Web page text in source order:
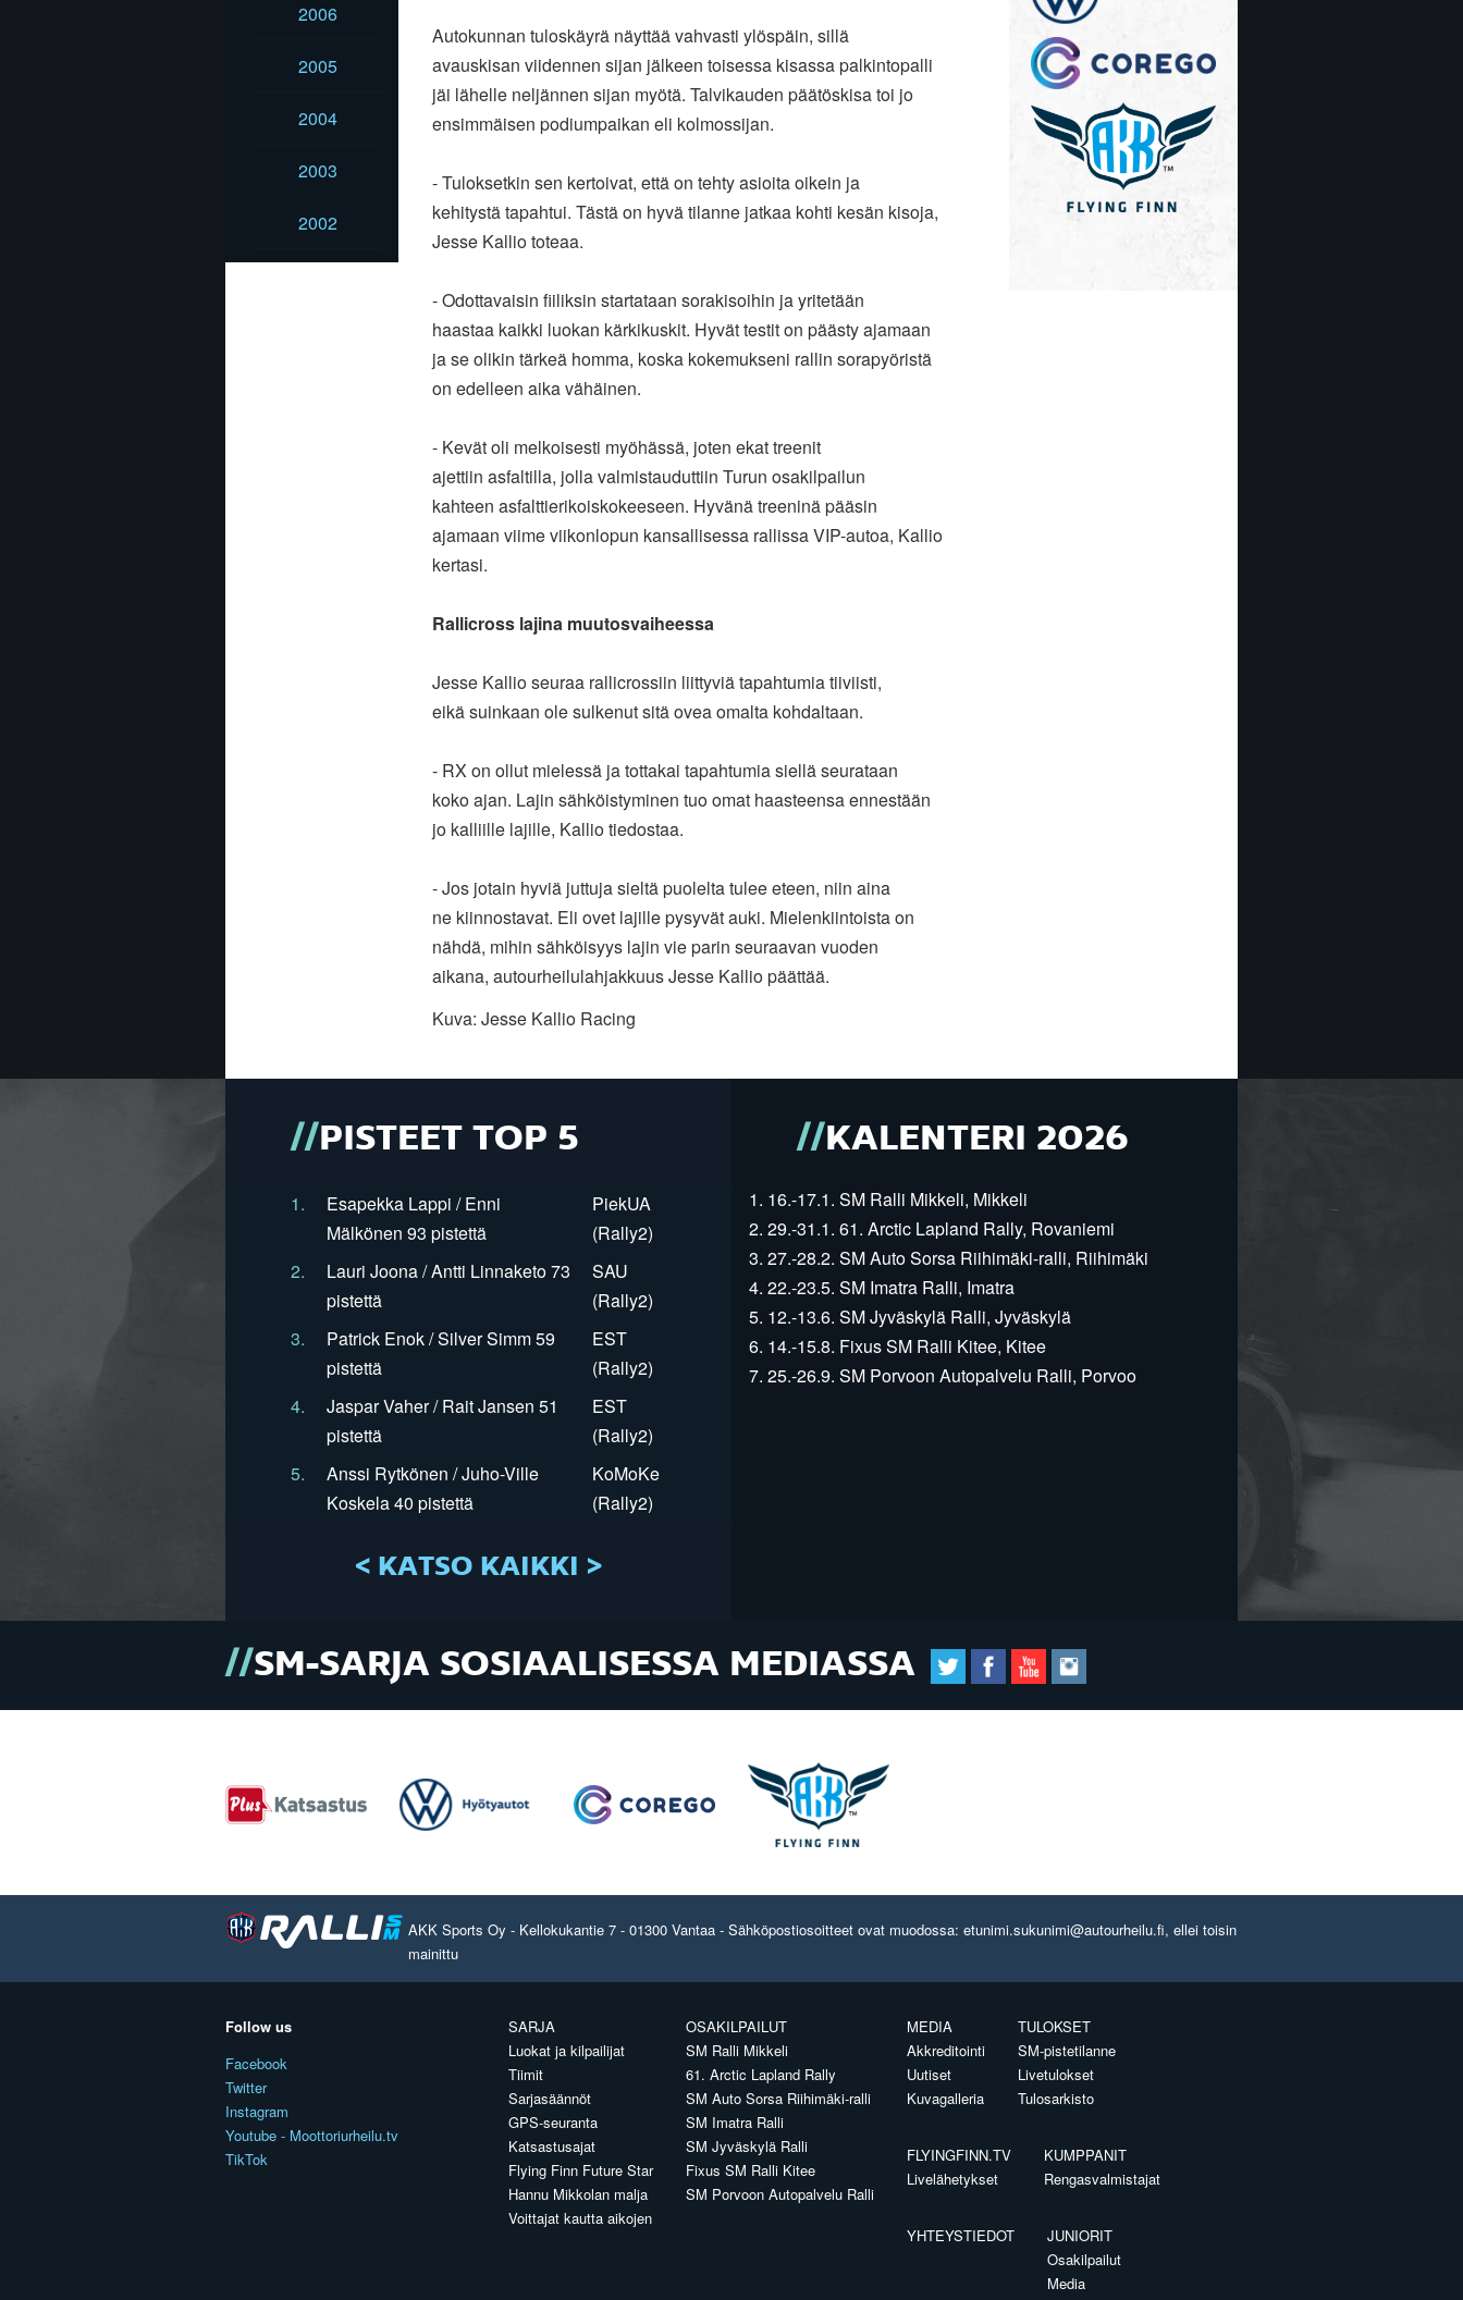
2006
2005
2004
2003
2002
Autokunnan tuloskäyrä näyttää vahvasti ylöspäin, sillä
avauskisan viidennen sijan jälkeen toisessa kisassa palkintopalli
jäi lähelle neljännen sijan myötä. Talvikauden päätöskisa toi jo
ensimmäisen podiumpaikan eli kolmossijan.
- Tuloksetkin sen kertoivat, että on tehty asioita oikein ja
kehitystätapahtui. Tästä on hyvä tilanne jatkaa kohti kesän kisoja,
Jesse Kalliototeaa.
- Odottavaisin fiiliksin startataan sorakisoihin ja yritetään
haastaa kaikki luokan kärkikuskit. Hyvät testit on päästy ajamaan
ja se olikin tärkeä homma, koska kokemukseni rallin sorapyöristä
on edelleen aikavähäinen.
- Kevät oli melkoisesti myöhässä, joten ekat treenit
ajettiin asfaltilla, jolla valmistauduttiin Turun osakilpailun
kahteen asfalttierikoiskokeeseen. Hyvänä treeninä pääsin
ajamaan viimeviikonlopun kansallisessa rallissa VIP-autoa, Kallio
kertasi.
Rallicross lajina muutosvaiheessa
Jesse Kallio seuraa rallicrossiin liittyviä tapahtumia tiiviisti,
eikäsuinkaan ole sulkenut sitä ovea omalta kohdaltaan.
- RX on ollut mielessä ja tottakai tapahtumia siellä seurataan
kokoajan. Lajin sähköistyminen tuo omat haasteensa ennestään
jo kalliille lajille, Kallio tiedostaa.
- Jos jotain hyviä juttuja sieltä puolelta tulee eteen, niin aina
ne kiinnostavat. Eli ovet lajille pysyvät auki. Mielenkiintoista on
nähdä, mihin sähköisyys lajin vie parin seuraavan vuoden
aikana, autourheilulahjakkuus Jesse Kallio päättää.
Kuva: Jesse Kallio Racing
PISTEET TOP 5
1.
Esapekka Lappi / Enni
Mälkönen 93 pistettä
PiekUA
(Rally2)
2.
Lauri Joona / Antti Linnaketo 73
pistettä
SAU
(Rally2)
3.
Patrick Enok / Silver Simm 59
pistettä
EST
(Rally2)
4.
Jaspar Vaher / Rait Jansen 51
pistettä
EST
(Rally2)
5.
Anssi Rytkönen / Juho-Ville
Koskela 40 pistettä
KoMoKe
(Rally2)
< KATSO KAIKKI >
KALENTERI 2026
1. 16.-17.1. SM Ralli Mikkeli, Mikkeli
2. 29.-31.1. 61. Arctic Lapland Rally, Rovaniemi
3. 27.-28.2. SM Auto Sorsa Riihimäki-ralli, Riihimäki
4. 22.-23.5. SM Imatra Ralli, Imatra
5. 12.-13.6. SM Jyväskylä Ralli, Jyväskylä
6. 14.-15.8. Fixus SM Ralli Kitee, Kitee
7. 25.-26.9. SM Porvoon Autopalvelu Ralli, Porvoo
SM-SARJA SOSIAALISESSA MEDIASSA
AKK Sports Oy - Kellokukantie 7 - 01300 Vantaa - Sähköpostiosoitteet ovat muodossa: etunimi.sukunimi@autourheilu.fi, ellei toisin
mainittu
Follow us
Facebook
Twitter
Instagram
Youtube - Moottoriurheilu.tv
TikTok
SARJA
Luokat ja kilpailijat
Tiimit
Sarjasäännöt
GPS-seuranta
Katsastusajat
Flying Finn Future Star
Hannu Mikkolan malja
Voittajat kautta aikojen
OSAKILPAILUT
SM Ralli Mikkeli
61. Arctic Lapland Rally
SM Auto Sorsa Riihimäki-ralli
SM Imatra Ralli
SM Jyväskylä Ralli
Fixus SM Ralli Kitee
SM Porvoon Autopalvelu Ralli
MEDIA
Akkreditointi
Uutiset
Kuvagalleria
TULOKSET
SM-pistetilanne
Livetulokset
Tulosarkisto
FLYINGFINN.TV
Livelähetykset
KUMPPANIT
Rengasvalmistajat
YHTEYSTIEDOT
JUNIORIT
Osakilpailut
Media